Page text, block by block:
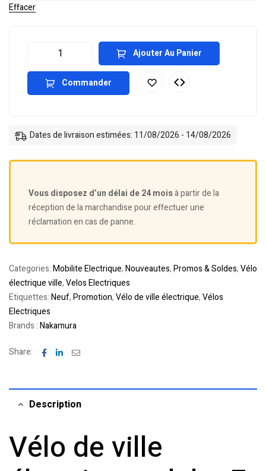
Effacer
Ajouter Au Panier
Commander
Dates de livraison estimées: 11/08/2026 - 14/08/2026
Vous disposez d’un délai de 24 moisà partir de la
réception de la marchandise pour effectuer une
réclamation en cas de panne.
Categories:Mobilite Electrique,Nouveautes,Promos & Soldes,Vélo
électrique ville,Velos Electriques
Etiquettes:Neuf,Promotion,Vélo de ville électrique,Vélos
Electriques
Brands :Nakamura
Share: Facebook
LinkedinEmail
Description
Vélo de ville